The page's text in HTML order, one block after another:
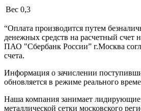
Вес 0,3
“Оплата производится путем
денежных средств на расчетный счет
ПАО "Сбербанк России” г.Москва
счета.
Информация о зачислении
обновляется в режиме реального
Наша компания занимает
металлической сетки московского